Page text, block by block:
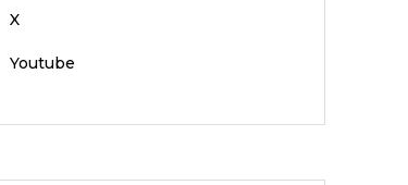
X
Youtube